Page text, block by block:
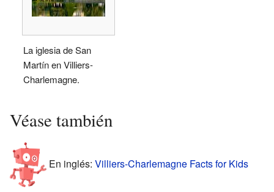
La iglesia de San
Martín en Villiers-
Charlemagne.
Véase también
En inglés: Villiers-Charlemagne Facts for Kids